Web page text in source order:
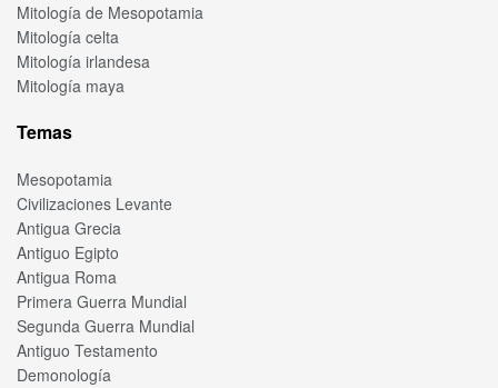
Mitología de Mesopotamia
Mitología celta
Mitología irlandesa
Mitología maya
Temas
Mesopotamia
Civilizaciones Levante
Antigua Grecia
Antiguo Egipto
Antigua Roma
Primera Guerra Mundial
Segunda Guerra Mundial
Antiguo Testamento
Demonología